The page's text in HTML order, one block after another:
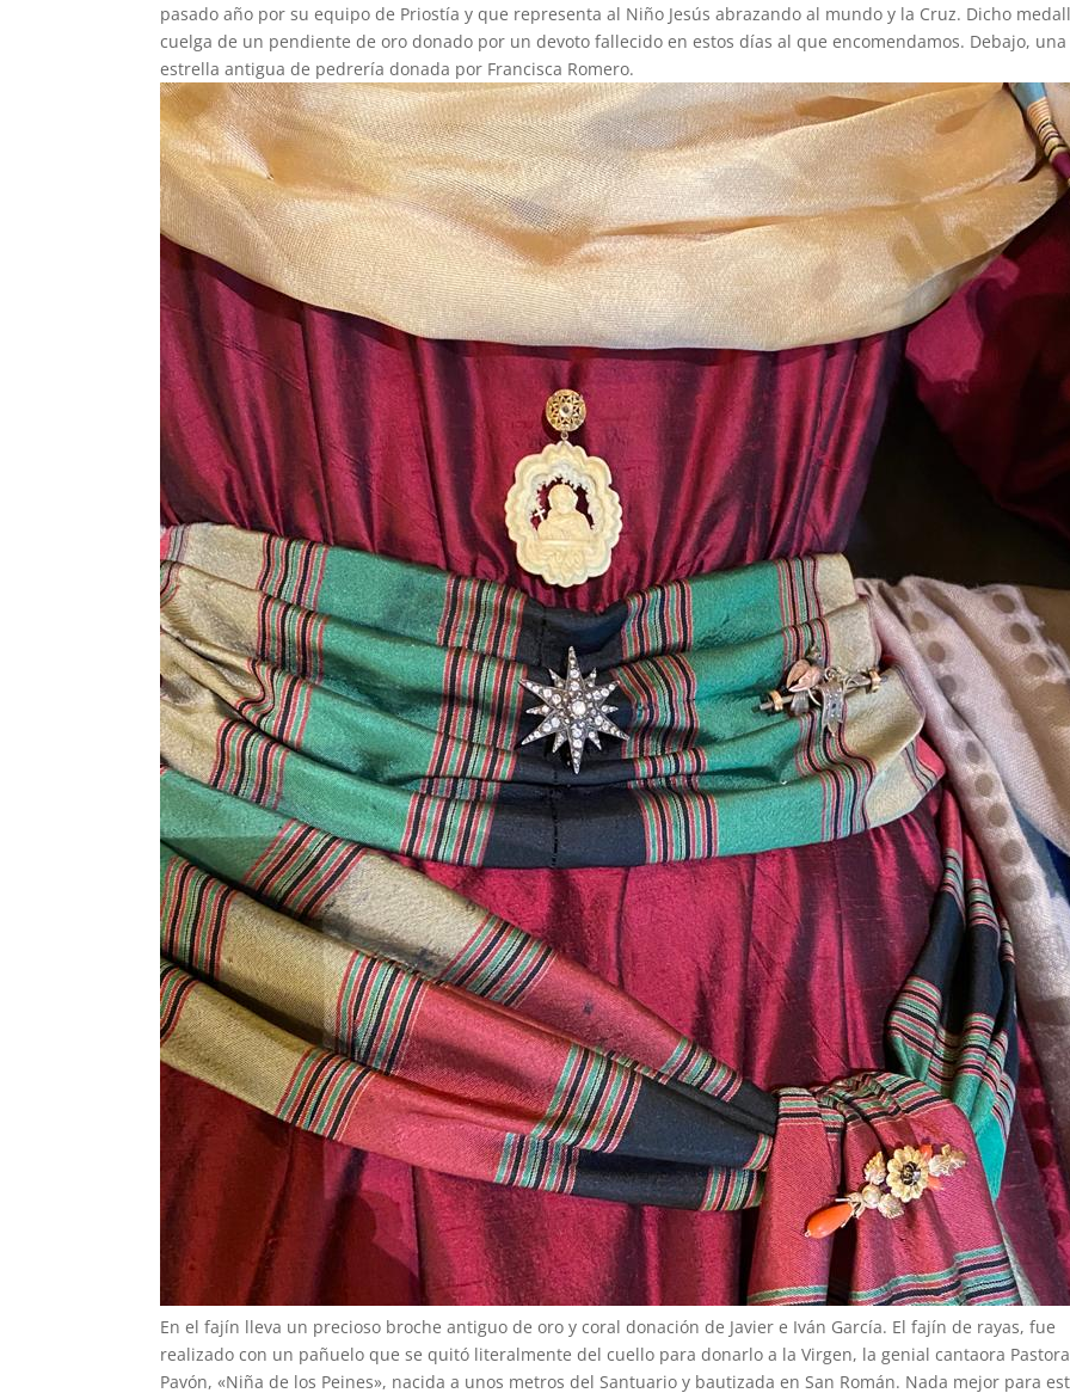
pasado año por su equipo de Priostía y que representa al Niño Jesús abrazando al mundo y la Cruz. Dicho
cuelga de un pendiente de oro donado por un devoto fallecido en estos días al que encomendamos. Debajo, una
estrella antigua de pedrería donada por Francisca Romero.
En el fajín lleva un precioso broche antiguo de oro y coral donación de Javier e Iván García. El fajín de rayas, fue
realizado con un pañuelo que se quitó literalmente del cuello para donarlo a la Virgen, la genial cantaora Pastora
Pavón, «Niña de los Peines», nacida a unos metros del Santuario y bautizada en San Román. Nada mejor para